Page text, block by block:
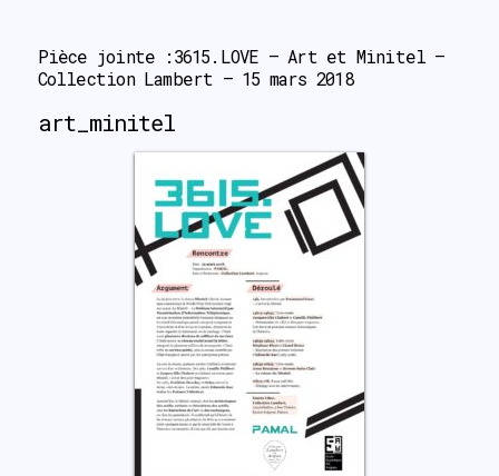
Pièce jointe :3615.LOVE – Art et Minitel –
Collection Lambert – 15 mars 2018
art_minitel